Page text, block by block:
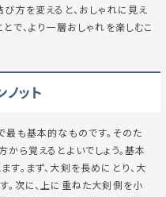
方を変えると、おしゃれに見え
で、より一層おしゃれを楽しむこ
ット
最も基本的なものです。そのた
ら覚えるとよいでしょう。基本
。まず、大剣を長めにとり、大
。次に、上に重ねた大剣側を小